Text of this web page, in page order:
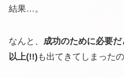
結果…。
なんと、 成功のために必要
以上(!!) も出てきてしまったの